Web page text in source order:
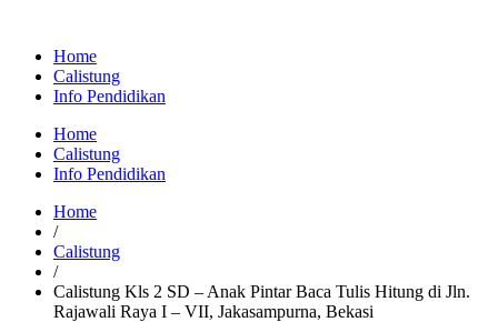
Home
Calistung
Info Pendidikan
Home
Calistung
Info Pendidikan
Home
/
Calistung
/
Calistung Kls 2 SD – Anak Pintar Baca Tulis Hitung di Jln.
Rajawali Raya I – VII, Jakasampurna, Bekasi